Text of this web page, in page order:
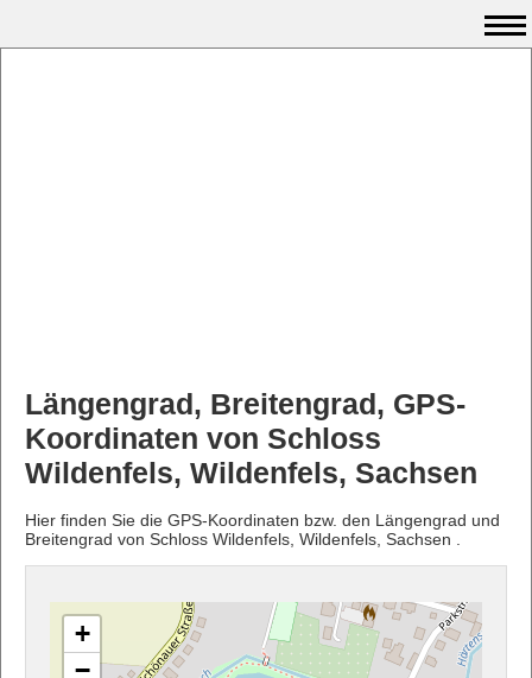
Längengrad, Breitengrad, GPS-
Koordinaten von Schloss
Wildenfels, Wildenfels, Sachsen
Hier finden Sie die GPS-Koordinaten bzw. den Längengrad und
Breitengrad von Schloss Wildenfels, Wildenfels, Sachsen .
+
−